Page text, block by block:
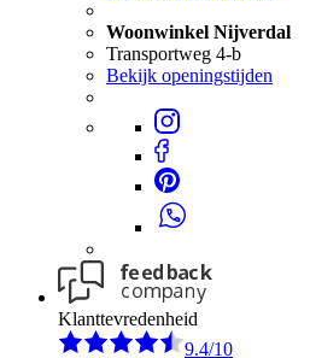
Woonwinkel Nijverdal
Transportweg 4-b
Bekijk openingstijden
Klanttevredenheid
9.4/10